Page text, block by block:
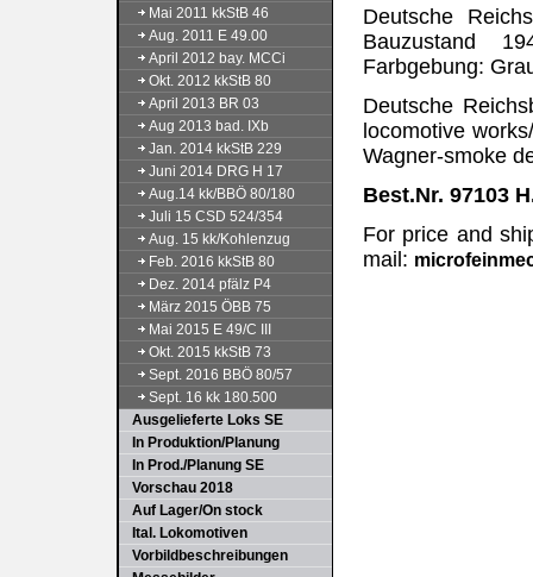
Mai 2011 kkStB 46
Aug. 2011 E 49.00
April 2012 bay. MCCi
Okt. 2012 kkStB 80
April 2013 BR 03
Aug 2013 bad. IXb
Jan. 2014 kkStB 229
Juni 2014 DRG H 17
Aug.14 kk/BBÖ 80/180
Juli 15 CSD 524/354
Aug. 15 kk/Kohlenzug
Feb. 2016 kkStB 80
Dez. 2014 pfälz P4
März 2015 ÖBB 75
Mai 2015 E 49/C III
Okt. 2015 kkStB 73
Sept. 2016 BBÖ 80/57
Sept. 16 kk 180.500
Ausgelieferte Loks SE
In Produktion/Planung
In Prod./Planung SE
Vorschau 2018
Auf Lager/On stock
Ital. Lokomotiven
Vorbildbeschreibungen
Deutsche
Bauzustand
Farbgebung:
Deutsche
locomotive
Wagner-smoke
Best.Nr. 97103
For price and
mail: